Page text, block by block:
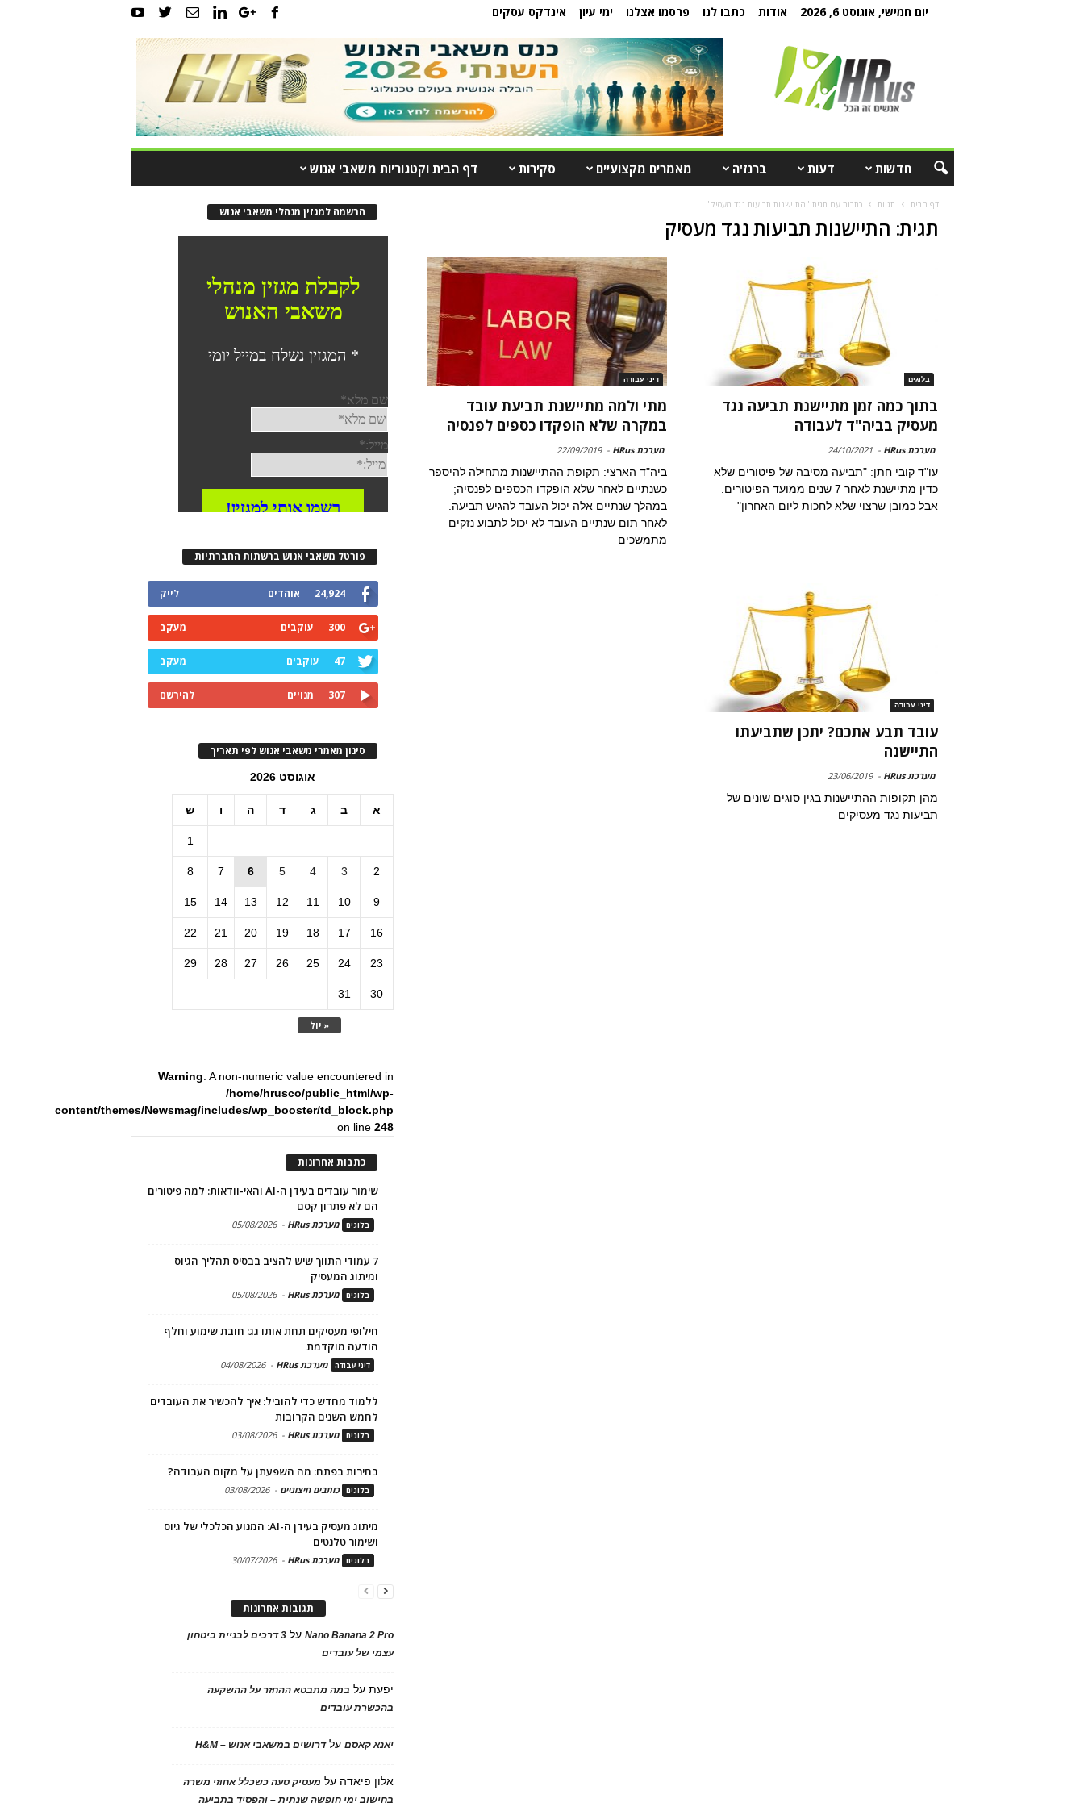
יום חמישי, אוגוסט 6, 2026 אודות כתבו לנו פרסמו אצלנו ימי עיון אינדקס עסקים
חדשות דעות ברנז'ה מאמרים מקצועיים סקירות דף הבית וקטגוריות משאבי אנוש
דף הבית תגיות כתבות עם תגית "התיישנות תביעות נגד מעסיק"
תגית: התיישנות תביעות נגד מעסיק
בלוגים
בתוך כמה זמן מתיישנת תביעה נגד
מעסיק בביה"ד לעבודה
מערכת HRus -
24/10/2021
עו"ד קובי חתן: "תביעה מסיבה של פיטורים שלא
כדין מתיישנת לאחר 7 שנים ממועד הפיטורים.
אבל כמובן שרצוי שלא לחכות ליום האחרון"
דיני עבודה
מתי ולמה מתיישנת תביעת עובד
במקרה שלא הופקדו כספים לפנסיה
מערכת HRus -
22/09/2019
ביה"ד הארצי: תקופת ההתיישנות מתחילה להיספר
כשנתיים לאחר שלא הופקדו הכספים לפנסיה;
במהלך שנתיים אלה יכול העובד להגיש תביעה.
לאחר תום שנתיים העובד לא יכול לתבוע נזקים
מתמשכים
דיני עבודה
עובד תבע אתכם? יתכן שתביעתו
התיישנה
מערכת HRus -
23/06/2019
מהן תקופות ההתיישנות בגין סוגים שונים של
תביעות נגד מעסיקים
הרשמה למגזין מנהלי משאבי אנוש
פורטל משאבי אנוש ברשתות החברתיות
24,924 אוהדים לייק
300 עוקבים מעקב
47 עוקבים מעקב
307 מנויים להירשם
סינון מאמרי משאבי אנוש לפי תאריך
אוגוסט 2026
א ב ג ד ה ו ש
« יול
1
2
3
4
5
6
7
8
9
10
11
12
13
14
15
16
17
18
19
20
21
22
23
24
25
26
27
28
29
30
31
Warning: A non-numeric value encountered in
/home/hrusco/public_html/wp-
content/themes/Newsmag/includes/wp_booster/td_block.php
on line248
כתבות אחרונות
שימור עובדים בעידן ה-AI והאי-וודאות: למה פיטורים
הם לא פתרון קסם
בלוגים מערכת HRus -
05/08/2026
7 עמודי התווך שיש להציב בבסיס תהליך הגיוס
ומיתוג המעסיק
בלוגים מערכת HRus -
05/08/2026
חילופי מעסיקים תחת אותו גג: חובת שימוע וחלף
הודעה מוקדמת
דיני עבודה מערכת HRus -
04/08/2026
ללמוד מחדש כדי להוביל: איך להכשיר את העובדים
לחמש השנים הקרובות
בלוגים מערכת HRus -
03/08/2026
בחירות בפתח: מה השפעתן על מקום העבודה?
בלוגים כותבים חיצוניים -
03/08/2026
מיתוג מעסיק בעידן ה-AI: המנוע הכלכלי של גיוס
ושימור טלנטים
בלוגים מערכת HRus -
30/07/2026
תגובות אחרונות
Nano Banana 2 Proעל
3 דרכים לבניית ביטחון
עצמי של עובדים
יפעתעל במה מתבטא ההחזר על ההשקעה
בהכשרת עובדים
יאנא קאסםעלדרושים במשאבי אנוש – H&M
אלון פיאדה על מעסיק טעה כשכלל אחוזי משרה
בחישוב ימי חופשה שנתית – והפסיד בתביעה